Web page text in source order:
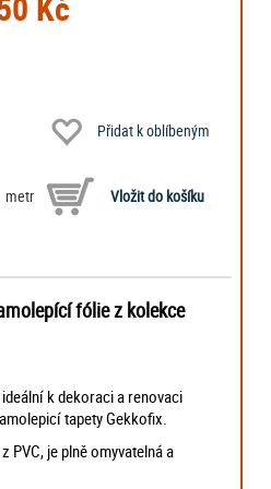
Přidat k oblíbeným
metr
fólie z kolekce
k dekoraci a renovaci
tapety Gekkofix.
PVC, je plně omyvatelná a